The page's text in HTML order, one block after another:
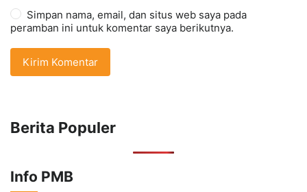
Simpan nama, email, dan situs web saya pada
peramban ini untuk komentar saya berikutnya.
Berita Populer
Info PMB